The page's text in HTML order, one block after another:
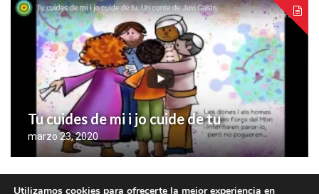
Tu cuides de mi i jo cuide de tu
marzo 23, 2020
Utilizamos cookies para ofrecerte la mejor experiencia en